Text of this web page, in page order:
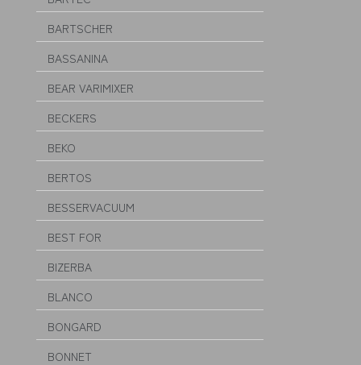
BARTSCHER
BASSANINA
BEAR VARIMIXER
BECKERS
BEKO
BERTOS
BESSERVACUUM
BEST FOR
BIZERBA
BLANCO
BONGARD
BONNET